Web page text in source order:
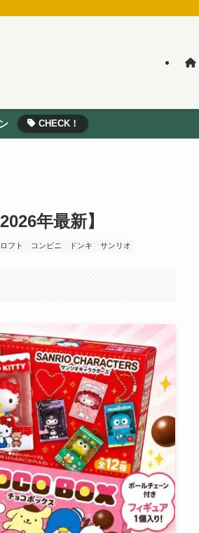
CHECK！
年最新】
ロフト コンビニ ドンキ サンリオ